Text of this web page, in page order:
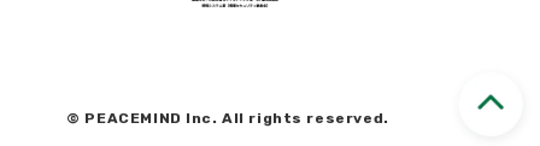
© PEACEMIND Inc. All rights reserved.